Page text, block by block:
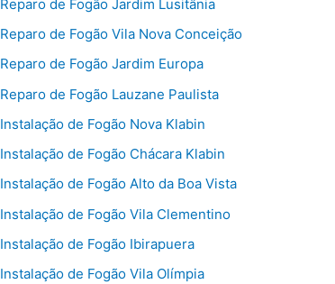
Reparo de Fogão Jardim Lusitânia
Reparo de Fogão Vila Nova Conceição
Reparo de Fogão Jardim Europa
Reparo de Fogão Lauzane Paulista
Instalação de Fogão Nova Klabin
Instalação de Fogão Chácara Klabin
Instalação de Fogão Alto da Boa Vista
Instalação de Fogão Vila Clementino
Instalação de Fogão Ibirapuera
Instalação de Fogão Vila Olímpia